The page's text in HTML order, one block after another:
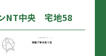
NT中央 宅地58